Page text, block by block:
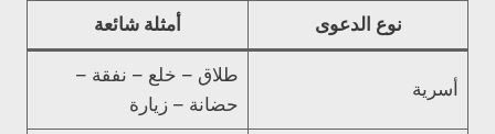
نوع الدعوى أمثلة شائعة
أسرية
طلاق – خلع – نفقة –
حضانة – زيارة